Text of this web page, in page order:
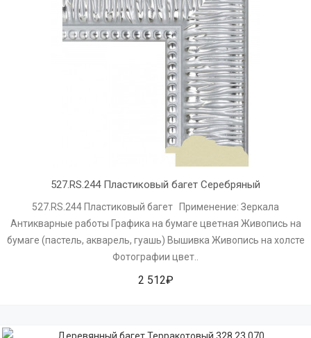
527.RS.244 Пластиковый багет Серебряный
527.RS.244 Пластиковый багет Применение: Зеркала
Антикварные работы Графика на бумаге цветная Живопись на
бумаге (пастель, акварель, гуашь) Вышивка Живопись на холсте
Фотографии цвет..
2 512₽